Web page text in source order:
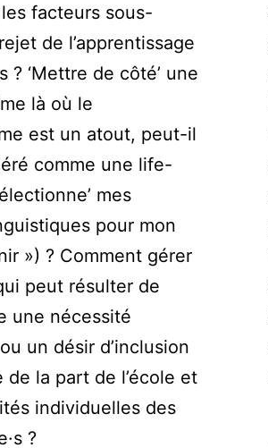
facteurs sous-
de l’apprentissage
? ‘Mettre de côté’ une
là où le
est un atout, peut-il
comme une life-
mes
pour mon
») ? Comment gérer
peut résulter de
une nécessité
un désir d’inclusion
de la part de l’école et
individuelles des
?